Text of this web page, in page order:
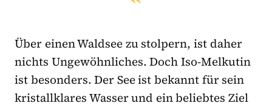
Über einen Waldsee zu stolpern, ist daher
nichts Ungewöhnliches. Doch Iso-Melkutin
ist besonders. Der See ist bekannt für sein
kristallklares Wasser und ein beliebtes Ziel